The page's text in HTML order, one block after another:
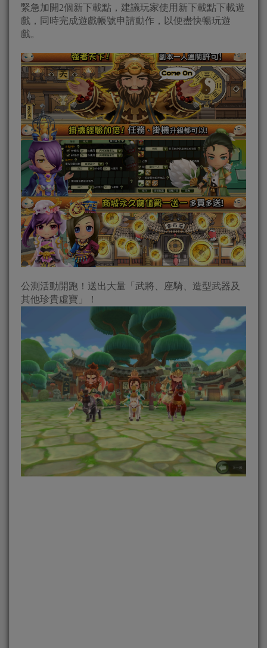
緊急加開2個新下載點，建議玩家使用新下載點下載遊
戲，同時完成遊戲帳號申請動作，以便盡快暢玩遊
戲。
公測活動開跑！送出大量「武將、座騎、造型武器及
其他珍貴虛寶」！